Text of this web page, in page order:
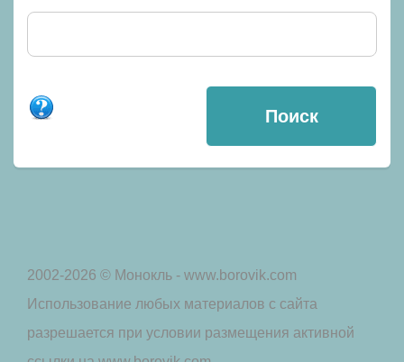
2002-2026 © Монокль - www.borovik.com
Использование любых материалов с сайта
разрешается при условии размещения активной